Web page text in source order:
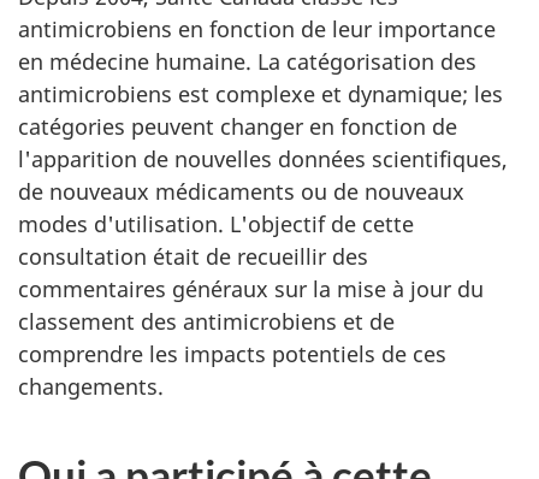
antimicrobiens en fonction de leur importance
en médecine humaine. La catégorisation des
antimicrobiens est complexe et dynamique; les
catégories peuvent changer en fonction de
l'apparition de nouvelles données scientifiques,
de nouveaux médicaments ou de nouveaux
modes d'utilisation. L'objectif de cette
consultation était de recueillir des
commentaires généraux sur la mise à jour du
classement des antimicrobiens et de
comprendre les impacts potentiels de ces
changements.